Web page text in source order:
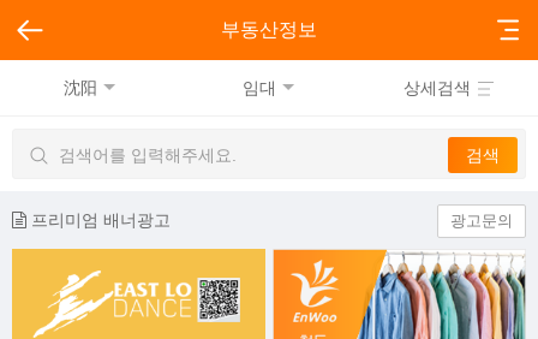
부동산정보
沈阳 임대 상세검색
프리미엄 배너광고 광고문의